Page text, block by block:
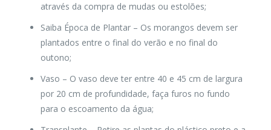
através da compra de mudas ou estolões;
Saiba Época de Plantar– Os morangos devem ser
plantados entre o final do verão e no final do
outono;
Vaso – O vaso deve ter entre 40 e 45 cm de largura
por 20 cm de profundidade, faça furos no fundo
para o escoamento da água;